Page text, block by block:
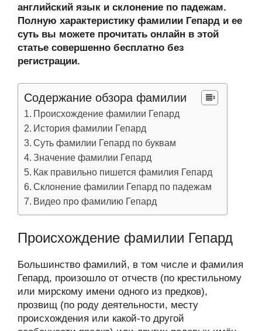
английский язык и склонение по падежам.
Полную характеристику фамилии Гепард и ее
суть вы можете прочитать онлайн в этой
статье совершенно бесплатно без
регистрации.
Содержание обзора фамилии
Происхождение фамилии Гепард
История фамилии Гепард
Суть фамилии Гепард по буквам
Значение фамилии Гепард
Как правильно пишется фамилия Гепард
Склонение фамилии Гепард по падежам
Видео про фамилию Гепард
Происхождение фамилии Гепард
Большинство фамилий, в том числе и фамилия
Гепард, произошло от отчеств (по крестильному
или мирскому имени одного из предков),
прозвищ (по роду деятельности, месту
происхождения или какой-то другой